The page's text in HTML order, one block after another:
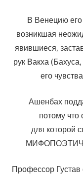
В Венецию
возникшая
явившиеся,
рук Вакха
его
Ашенбах
потому что
для которой
Профессор